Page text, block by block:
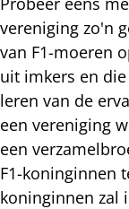
vereniging zo'n
van F1-moeren
uit imkers en
leren van de
een vereniging
een
F1-koninginnen
koninginnen zal